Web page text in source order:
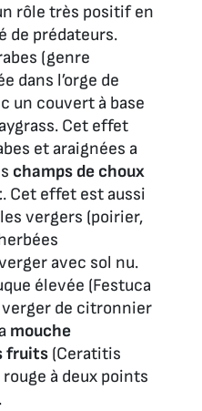
rôle très positif en
de prédateurs.
(genre
dans l’orge de
un couvert à base
Cet effet
et araignées a
champs de choux
. Cet effet est aussi
vergers (poirier,
avec sol nu.
élevée (Festuca
verger de citronnier
mouche
fruits (Ceratitis
rouge à deux points